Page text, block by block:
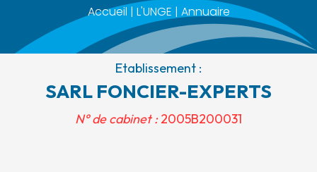
Accueil | L'UNGE | Annuaire
Etablissement :
SARL FONCIER-EXPERTS
N° de cabinet :2005B200031